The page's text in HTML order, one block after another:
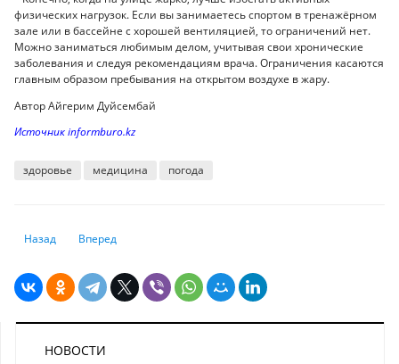
физических нагрузок. Если вы занимаетесь спортом в тренажёрном
зале или в бассейне с хорошей вентиляцией, то ограничений нет.
Можно заниматься любимым делом, учитывая свои хронические
заболевания и следуя рекомендациям врача. Ограничения касаются
главным образом пребывания на открытом воздухе в жару.
Автор Айгерим Дуйсембай
Источник informburo.kz
здоровье медицина погода
Предыдущий: Больше 130 тысяч казахстанцев запретили себе играть
Назад Следующий: По некоторым заболеваниям перестанут
Вперед
НОВОСТИ